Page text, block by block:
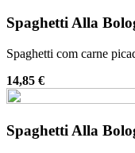
Spaghetti Alla
Spaghetti com carne
14,85 €
Spaghetti Alla